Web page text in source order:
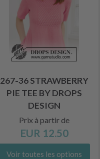
267-36 STRAWBERRY
PIE TEE BY DROPS
DESIGN
Prix à partir de
EUR 12.50
Voir toutes les options